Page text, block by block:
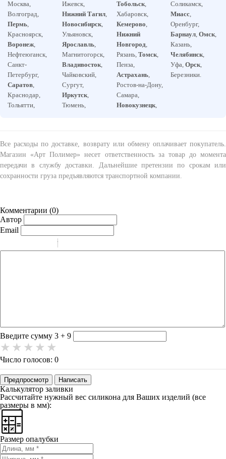
Москва,
Волгоград,
Пермь,
Красноярск,
Воронеж,
Нефтеюганск,
Санкт-
Петербург,
Саратов,
Краснодар,
Тольятти,
Ижевск,
Нижний Тагил,
Новосибирск,
Ульяновск,
Ярославль,
Магнитогорск,
Владивосток,
Чайковский,
Сургут,
Иркутск,
Тюмень,
Тобольск,
Хабаровск,
Кемерово,
Нижний
Новгород,
Рязань, Томск,
Пенза,
Астрахань,
Ростов-на-Дону,
Самара,
Новокузнецк,
Соликамск,
Миасс,
Оренбург,
Барнаул,Омск,
Казань,
Челябинск,
Уфа,Орск,
Березники.
Все расходы по доставке, возврату или обмену оплачивает покупатель.
Магазин «Арт Полимер» несет ответственность за товар до момента
передачи в службу доставки. Дальнейшие претензии по срокам или
сохранности груза предъявляются транспортной компании.
Комментарии (0)
Автор
Email
-
-
-
Введите сумму 3 + 9
Число голосов: 0
Предпросмотр Написать
Калькулятор заливки
Рассчитайте нужный вес силикона для Ваших изделий (все
размеры в мм):
Размер опалубки